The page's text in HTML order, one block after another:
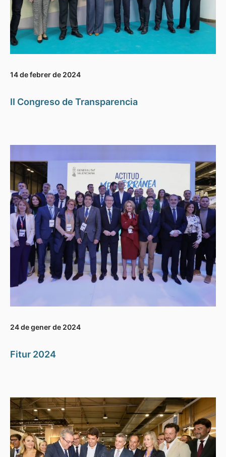
14 de febrer de 2024
II Congreso de Transparencia
24 de gener de 2024
Fitur 2024